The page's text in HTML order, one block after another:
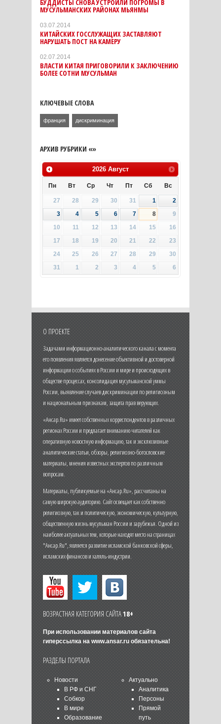
БУДДИСТЫ СНОВА УСТРОИЛИ ПОГРОМЫ В
МУСУЛЬМАНСКИХ РАЙОНАХ МЬЯНМЫ
03.07.2014
КИТАЙСКИХ ГОССЛУЖАЩИХ ЗАСТАВЛЯЮТ
НАРУШАТЬ ПОСТ НА КАМЕРУ
02.07.2014
ВЛАСТИ КИТАЯ ПРИГОВОРИЛИ К ЗАКЛЮЧЕНИЮ
БОЛЕЕ СОТНИ МУСУЛЬМАН
КЛЮЧЕВЫЕ СЛОВА
франция дискриминация
АРХИВ РУБРИКИ «»
2026 Август
Пн Вт Ср Чт Пт Сб Вс
27 28 29 30 31 1
2
3
4 5 6 7 8
9
10
11 12 13 14 15
16
17
18 19 20 21 22
23
24
25 26 27 28 29
30
31
1 2 3 4 5 6
О ПРОЕКТЕ
Задачами информационно-аналитического канала с момента
его появления является донесение объективной и достоверной
информации о событиях в России и мире и происходящих в
обществе процессах, консолидация мусульманской уммы
России, выявление случаев дискриминации по религиозным
и национальным признакам, защита прав верующих.
«Ансар.Ru» имеет собственных корреспондентов в различных
регионах России и предлагает вниманию читателей как
оперативную новостную информацию, так и эксклюзивные
аналитические статьи, обзоры, религиозно-богословские
материалы, мнения известных экспертов по различным
вопросам.
Материалы, публикуемые на «Ансар.Ru», рассчитаны на
самую широкую аудиторию. Сайт освещает как собственно
религиозную, так и политическую, экономическую, культурную,
общественную жизнь мусульман России и зарубежья. Одной из
наиболее актуальных тем, которые находят место на страницах
"Ансар.Ru", является развитие исламской банковской сферы,
исламских финансов и халяль-индустрии.
ВОЗРАСТНАЯ КАТЕГОРИЯ САЙТА18+
При использовании материалов сайта
гиперссылка на www.ansar.ruобязательна!
РАЗДЕЛЫ ПОРТАЛА
Новости
В РФ и СНГ
Собкор
В мире
Образование
Актуально
Аналитика
Персоны
Прямой
путь